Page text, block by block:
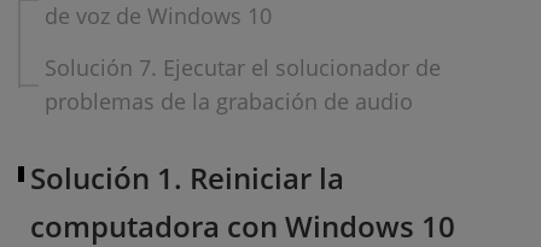
de voz de Windows 10
Solución 7. Ejecutar el solucionador de
problemas de la grabación de audio
Solución 1. Reiniciar la
computadora con Windows 10